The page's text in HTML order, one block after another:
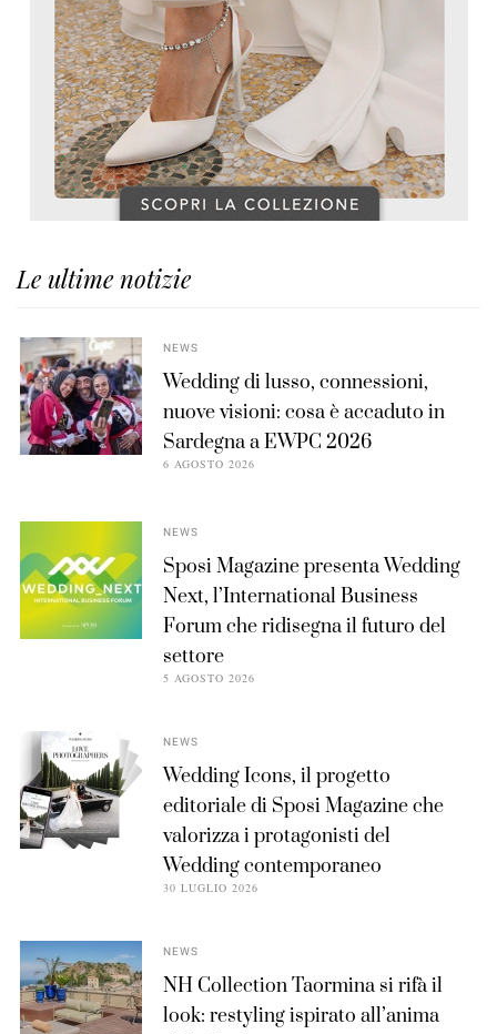
Le ultime notizie
NEWS
Wedding di lusso, connessioni,
nuove visioni: cosa è accaduto in
Sardegna a EWPC 2026
6 AGOSTO 2026
NEWS
Sposi Magazine presenta Wedding
Next, l’International Business
Forum che ridisegna il futuro del
settore
5 AGOSTO 2026
NEWS
Wedding Icons, il progetto
editoriale di Sposi Magazine che
valorizza i protagonisti del
Wedding contemporaneo
30 LUGLIO 2026
NEWS
NH Collection Taormina si rifà il
look: restyling ispirato all’anima